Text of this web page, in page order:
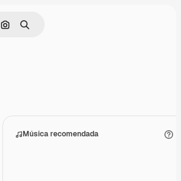
Buscar por imagen
Buscar
Música recomendada